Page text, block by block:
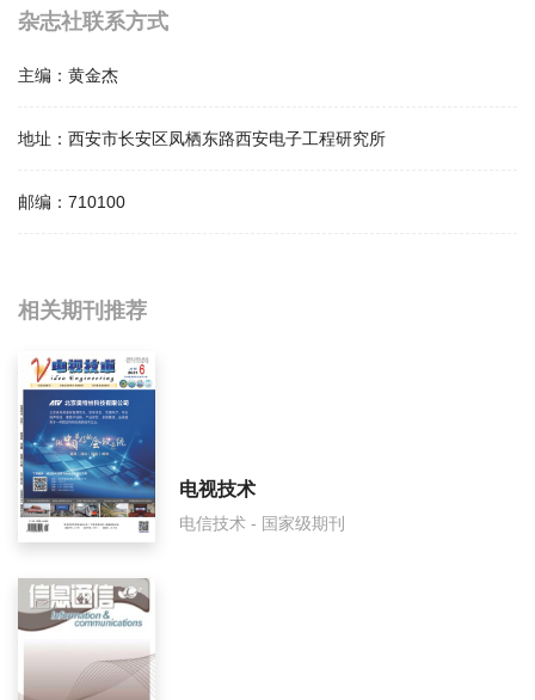
杂志社联系方式
主编： 黄金杰
地址： 西安市长安区凤栖东路西安电子工程研究所
邮编： 710100
相关提问
火控雷达技术影响因子是多少？
火控雷达技术怎么样？
火控雷达技术面费如何收取？
火控雷达技术是什么级别刊物？
火控雷达技术审稿要多久？
火控雷达技术是国家级期刊吗？
相关期刊推荐
电视技术
电信技术 - 国家级期刊